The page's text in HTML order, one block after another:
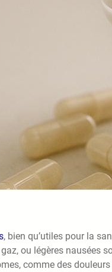
, bien qu’utiles pour la
ou légères nausées
comme des